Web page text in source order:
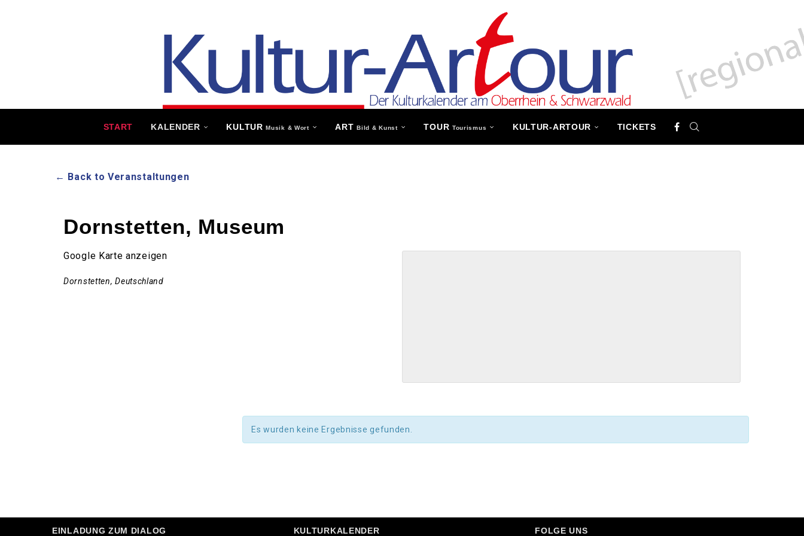
START KALENDER KULTURMusik & Wort ARTBild & Kunst TOUR Tourismus KULTUR-ARTOUR TICKETS
← Back to Veranstaltungen
Dornstetten, Museum
Google Karte anzeigen
Dornstetten, Deutschland
Es wurden keine Ergebnisse gefunden.
EINLADUNG ZUM DIALOG KULTURKALENDER FOLGE UNS